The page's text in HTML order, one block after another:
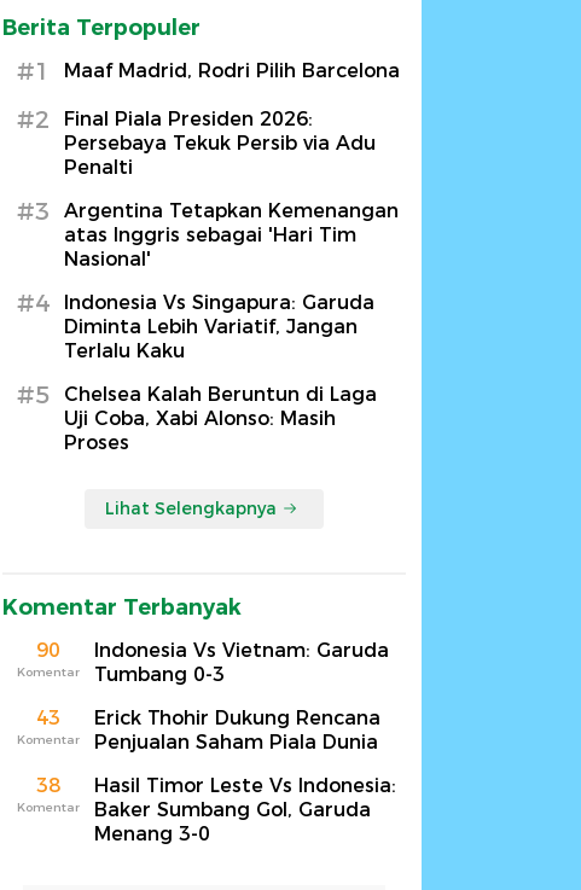
Berita Terpopuler
#1 Maaf Madrid, Rodri Pilih Barcelona
#2
Final Piala Presiden 2026:
Persebaya Tekuk Persib via Adu
Penalti
#3
Argentina Tetapkan Kemenangan
atas Inggris sebagai 'Hari Tim
Nasional'
#4
Indonesia Vs Singapura: Garuda
Diminta Lebih Variatif, Jangan
Terlalu Kaku
#5
Chelsea Kalah Beruntun di Laga
Uji Coba, Xabi Alonso: Masih
Proses
Lihat Selengkapnya
Komentar Terbanyak
90
Komentar
Indonesia Vs Vietnam: Garuda
Tumbang 0-3
43
Komentar
Erick Thohir Dukung Rencana
Penjualan Saham Piala Dunia
38
Komentar
Hasil Timor Leste Vs Indonesia:
Baker Sumbang Gol, Garuda
Menang 3-0